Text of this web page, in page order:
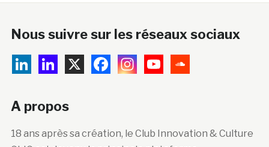
Nous suivre sur les réseaux sociaux
A propos
18 ans après sa création, le Club Innovation & Culture